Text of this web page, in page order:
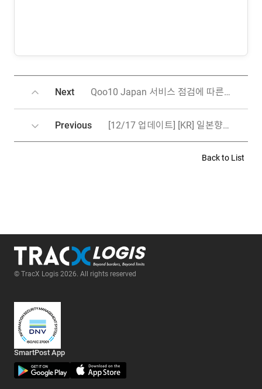
Next Qoo10 Japan 서비스 점검에 따른 API 일시 중단 안내
Previous [12/17 업데이트] [KR] 일본향 사가와(Sagawa) 배송 지연 안내
Back to List
© TracX Logis 2026. All rights reserved
SmartPost App